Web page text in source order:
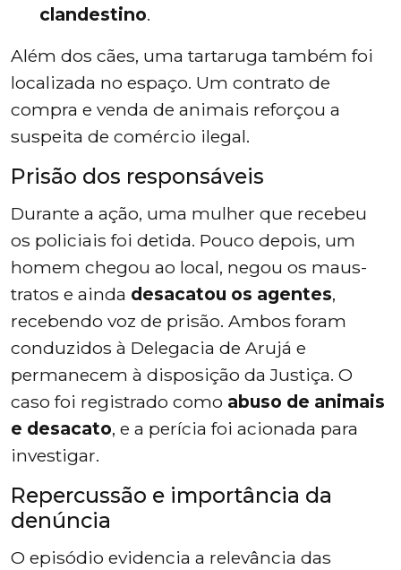
clandestino.
Além dos cães, uma tartaruga também foi
localizada no espaço. Um contrato de
compra e venda de animais reforçou a
suspeita de comércio ilegal.
Prisão dos responsáveis
Durante a ação, uma mulher que recebeu
os policiais foi detida. Pouco depois, um
homem chegou ao local, negou os maus-
tratos e ainda desacatou os agentes,
recebendo voz de prisão. Ambos foram
conduzidos à Delegacia de Arujá e
permanecem à disposição da Justiça. O
caso foi registrado como abuso de animais
e desacato, e a perícia foi acionada para
investigar.
Repercussão e importância da
denúncia
O episódio evidencia a relevância das